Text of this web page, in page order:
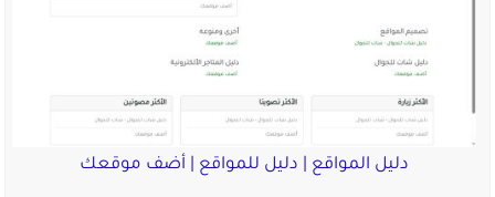
دليل المواقع | دليل للمواقع | أضف موقعك